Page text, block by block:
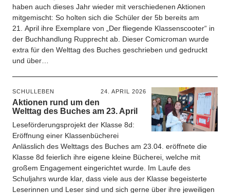
haben auch dieses Jahr wieder mit verschiedenen Aktionen
mitgemischt: So holten sich die Schüler der 5b bereits am
21. April ihre Exemplare von „Der fliegende Klassenscooter“ in
der Buchhandlung Rupprecht ab. Dieser Comicroman wurde
extra für den Welttag des Buches geschrieben und gedruckt
und über…
SCHULLEBEN 24. APRIL 2026
Aktionen rund um den
Welttag des Buches am 23. April
Leseförderungsprojekt der Klasse 8d:
Eröffnung einer Klassenbücherei
Anlässlich des Welttags des Buches am 23.04. eröffnete die
Klasse 8d feierlich ihre eigene kleine Bücherei, welche mit
großem Engagement eingerichtet wurde. Im Laufe des
Schuljahrs wurde klar, dass viele aus der Klasse begeisterte
Leserinnen und Leser sind und sich gerne über ihre jeweiligen